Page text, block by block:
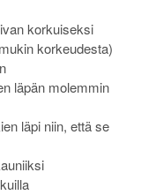
korkuiseksi
korkeudesta)
läpän molemmin
läpi niin, että se